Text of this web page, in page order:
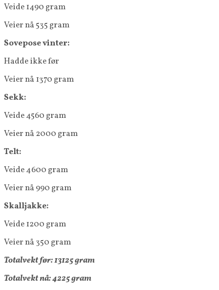
Veide 1490 gram
Veier nå 535 gram
Sovepose vinter:
Hadde ikke før
Veier nå 1370 gram
Sekk:
Veide 4560 gram
Veier nå 2000 gram
Telt:
Veide 4600 gram
Veier nå 990 gram
Skalljakke:
Veide 1200 gram
Veier nå 350 gram
Totalvekt før: 13125 gram
Totalvekt nå: 4225 gram